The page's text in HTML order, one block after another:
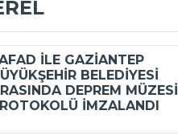
ILE GAZIANTEP
BELEDIYESI
DEPREM MÜZESI
IMZALANDI